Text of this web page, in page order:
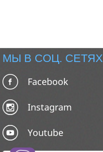
МЫ В СОЦ. СЕТЯХ
Facebook
Instagram
Youtube